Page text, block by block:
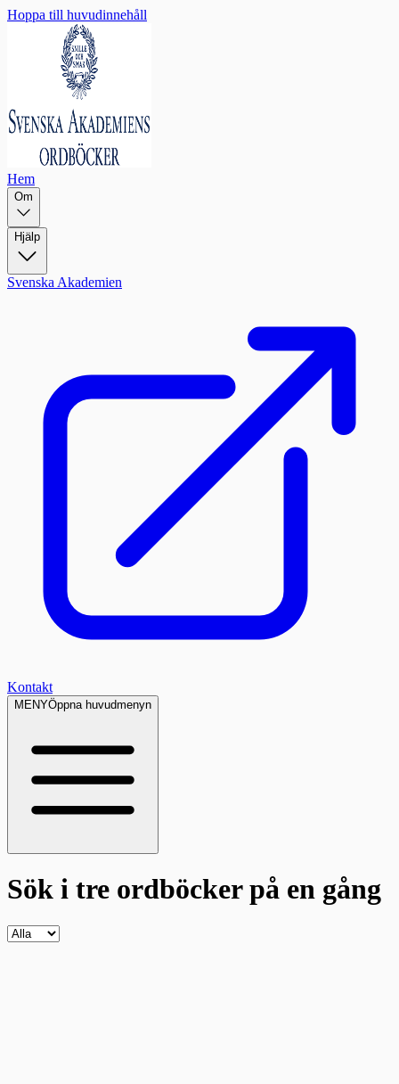
Hoppa till huvudinnehåll
Hem
Om
Hjälp
Svenska Akademien
Kontakt
MENYÖppna huvudmenyn
Sök i tre ordböckerpå en gång